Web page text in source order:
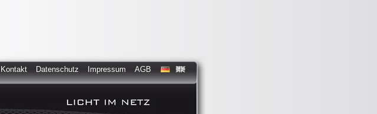
Kontakt Datenschutz Impressum AGB